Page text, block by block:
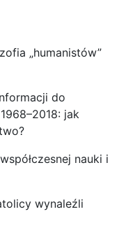
„humanistów”
do
jak
nauki i
wynaleźli